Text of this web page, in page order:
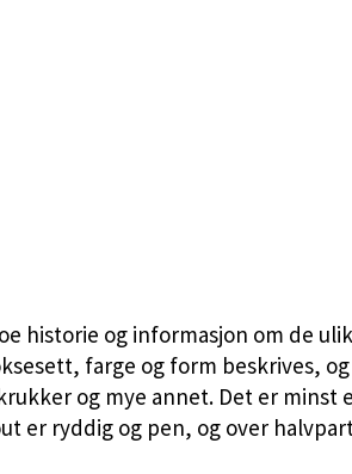
historie og informasjon om de
farge og form beskrives,
og mye annet. Det er
er ryddig og pen, og over